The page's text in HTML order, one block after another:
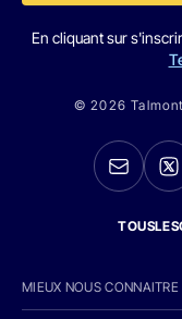
En cliquant sur
© 2026
MIEUX NOUS CONNAITRE